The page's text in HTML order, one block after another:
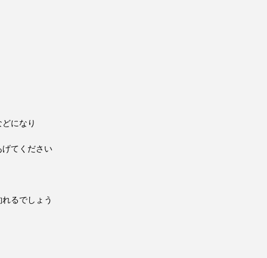
になり
てください
るでしょう